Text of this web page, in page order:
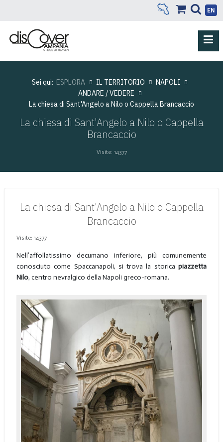
EN
Sei qui: ESPLORA IL TERRITORIO
NAPOLI
ANDARE / VEDERE
La chiesa di Sant'Angelo a Nilo o Cappella Brancaccio
La chiesa di Sant'Angelo a Nilo o Cappella
Brancaccio
Visite: 14377
La chiesa di Sant'Angelo a Nilo o Cappella
Brancaccio
Visite: 14377
Nell’affollatissimo decumano inferiore, più comunemente
conosciuto come Spaccanapoli, si trova la storicapiazzetta
Nilo, centro nevralgico della Napoli greco-romana.